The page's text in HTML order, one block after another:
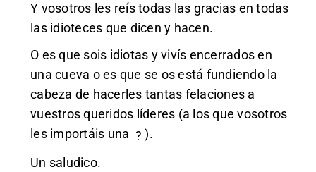
Y vosotros les reís todas las gracias en todas
las idioteces que dicen y hacen.
O es que sois idiotas y vivís encerrados en
una cueva o es que se os está fundiendo la
cabeza de hacerles tantas felaciones a
vuestros queridos líderes (a los que vosotros
les importáis una ?).
Un saludico.